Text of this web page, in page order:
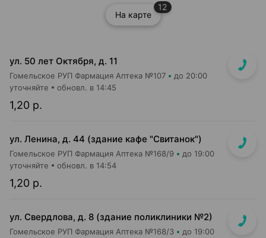
На карте
12
ул. 50 лет Октября, д. 11
Гомельское РУП Фармация Аптека №107 до 20:00
1,20 р.
уточняйте обновл. в 14:45
ул. Ленина, д. 44 (здание кафе "Свитанок")
Гомельское РУП Фармация Аптека №168/9 до 19:00
1,20 р.
уточняйте обновл. в 14:54
ул. Свердлова, д. 8 (здание поликлиники №2)
Гомельское РУП Фармация Аптека №168/3 до 19:00